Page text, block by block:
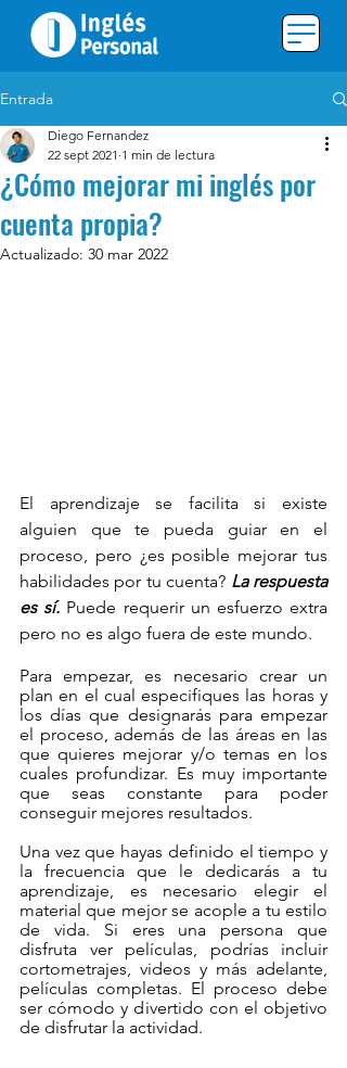
Entrada
¿Cómo mejorar mi inglés por
cuenta propia?
Diego Fernandez
22 sept 2021 1 min de lectura
Actualizado: 30 mar 2022
El aprendizaje se facilita si existe
alguien que te pueda guiar en el
proceso, pero ¿es posible mejorar tus
habilidades por tu cuenta? La respuesta
es sí. Puede requerir un esfuerzo extra
pero no es algo fuera de este mundo.
Para empezar, es necesario crear un
plan en el cual especifiques las horas y
los días que designarás para empezar
el proceso, además de las áreas en las
que quieres mejorar y/o temas en los
cuales profundizar. Es muy importante
que seas constante para poder
conseguir mejores resultados.
Una vez que hayas definido el tiempo y
la frecuencia que le dedicarás a tu
aprendizaje, es necesario elegir el
material que mejor se acople a tu estilo
de vida. Si eres una persona que
disfruta ver películas, podrías incluir
cortometrajes, videos y más adelante,
películas completas. El proceso debe
ser cómodo y divertido con el objetivo
de disfrutar la actividad.